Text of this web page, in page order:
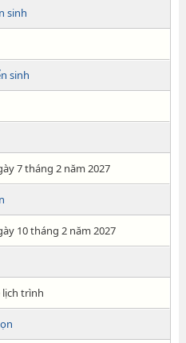
sinh
sinh
7 tháng 2 năm 2027
10 tháng 2 năm 2027
lịch trình